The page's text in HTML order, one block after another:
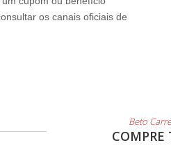
os canais oficiais de
Beto